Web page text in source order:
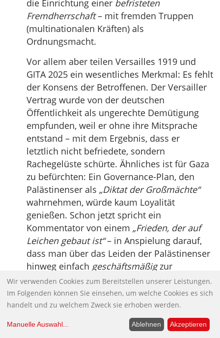
die Einrichtung einer befristeten
Fremdherrschaft– mit fremden Truppen
(multinationalen Kräften) als
Ordnungsmacht.
Vor allem aber teilen Versailles 1919 und
GITA 2025 ein wesentliches Merkmal: Es fehlt
der Konsens der Betroffenen. Der Versailler
Vertrag wurde von der deutschen
Öffentlichkeit als ungerechte Demütigung
empfunden, weil er ohne ihre Mitsprache
entstand – mit dem Ergebnis, dass er
letztlich nicht befriedete, sondern
Rachegelüste schürte. Ähnliches ist für Gaza
zu befürchten: Ein Governance-Plan, den
Palästinenser als „Diktat der Großmächte“
wahrnehmen, würde kaum Loyalität
genießen. Schon jetzt spricht ein
Kommentator von einem „Frieden, der auf
Leichen gebaut ist“– in Anspielung darauf,
dass man über das Leiden der Palästinenser
hinweg einfach geschäftsmäßigzur
Tagesordnung (Wiederaufbau-Deals etc.)
übergehen wolle. Wie Versailles sei GITA
„eine Übung in Bestrafung und Ausbeutung,
losgelöst von den realen wirtschaftlichen
und psychologischen Gegebenheiten des
Wir verwenden Cookies zum Bereitstellen unserer Leistungen.
Im Folgenden können Sie einsehen, um welche Cookies es sich
handelt und zu welchem Zweck sie erhoben werden.
Manuelle Auswahl... Ablehnen Akzeptieren